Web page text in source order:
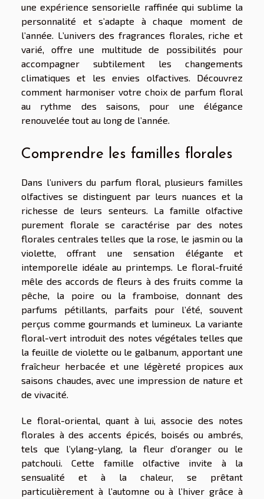
une expérience sensorielle raffinée qui sublime la
personnalité et s’adapte à chaque moment de
l’année. L’univers des fragrances florales, riche et
varié, offre une multitude de possibilités pour
accompagner subtilement les changements
climatiques et les envies olfactives. Découvrez
comment harmoniser votre choix de parfum floral
au rythme des saisons, pour une élégance
renouvelée tout au long de l’année.
Comprendre les familles florales
Dans l’univers du parfum floral, plusieurs familles
olfactives se distinguent par leurs nuances et la
richesse de leurs senteurs. La famille olfactive
purement florale se caractérise par des notes
florales centrales telles que la rose, le jasmin ou la
violette, offrant une sensation élégante et
intemporelle idéale au printemps. Le floral-fruité
mêle des accords de fleurs à des fruits comme la
pêche, la poire ou la framboise, donnant des
parfums pétillants, parfaits pour l’été, souvent
perçus comme gourmands et lumineux. La variante
floral-vert introduit des notes végétales telles que
la feuille de violette ou le galbanum, apportant une
fraîcheur herbacée et une légèreté propices aux
saisons chaudes, avec une impression de nature et
de vivacité.
Le floral-oriental, quant à lui, associe des notes
florales à des accents épicés, boisés ou ambrés,
tels que l’ylang-ylang, la fleur d’oranger ou le
patchouli. Cette famille olfactive invite à la
sensualité et à la chaleur, se prêtant
particulièrement à l’automne ou à l’hiver grâce à